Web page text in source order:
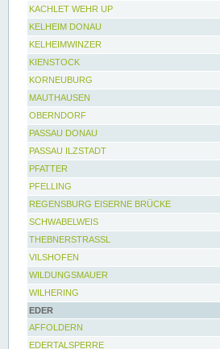
KACHLET WEHR UP
KELHEIM DONAU
KELHEIMWINZER
KIENSTOCK
KORNEUBURG
MAUTHAUSEN
OBERNDORF
PASSAU DONAU
PASSAU ILZSTADT
PFATTER
PFELLING
REGENSBURG EISERNE BRÜCKE
SCHWABELWEIS
THEBNERSTRASSL
VILSHOFEN
WILDUNGSMAUER
WILHERING
EDER
AFFOLDERN
EDERTALSPERRE